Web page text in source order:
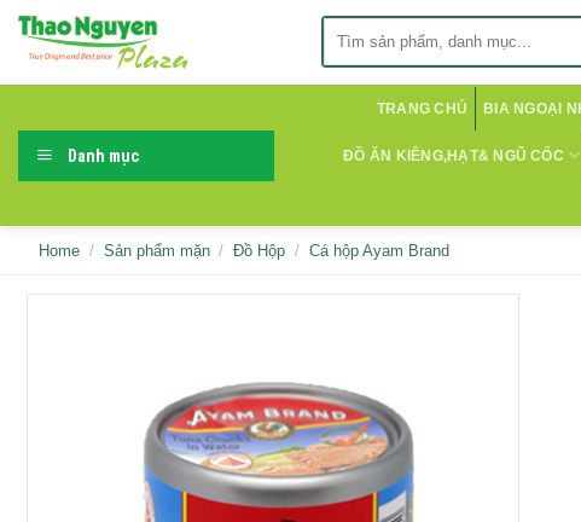
Skip
Danh mục
TRANG CHỦ BIA NGOẠI
ĐỒ ĂN KIÊNG,HẠT& NGŨ CỐC
Home / Sản phẩm mặn / Đồ Hộp / Cá hộp Ayam Brand